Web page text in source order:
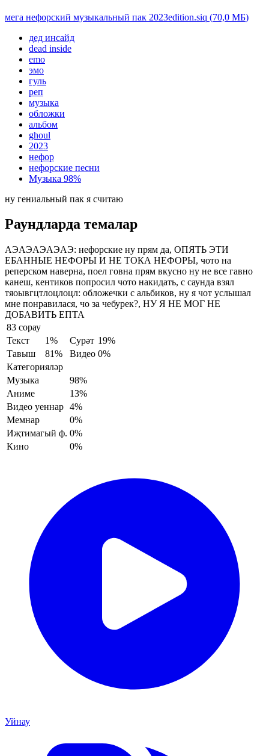
мега нефорский музыкальный пак 2023edition.siq (70,0 МБ)
дед инсайд
dead inside
emo
эмо
гуль
реп
музыка
обложки
альбом
ghoul
2023
нефор
нефорские песни
Музыка 98%
ну гениальный пак я считаю
Раундларда темалар
АЭАЭАЭАЭАЭ: нефорские ну прям да, ОПЯТЬ ЭТИ
ЕБАННЫЕ НЕФОРЫ И НЕ ТОКА НЕФОРЫ, чото на
реперском наверна, поел говна прям вкусно ну не все гавно
канеш, кентиков попросил чото накидать, с саунда взял
тяоывгцтлоцлоцл: обложечки с альбиков, ну я чот услышал
мне понравилася, чо за чебурек?, НУ Я НЕ МОГ НЕ
ДОБАВИТЬ ЕПТА
83 сорау
Текст
1% Сурәт 19%
Тавыш
81% Видео 0%
Категорияләр
Музыка
98%
Аниме
13%
Видео уеннар 4%
Мемнар
0%
Иҗтимагый ф. 0%
Кино
0%
Уйнау